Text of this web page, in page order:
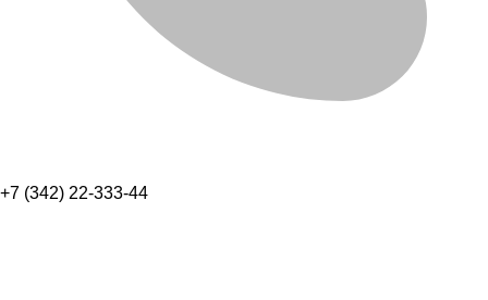
+7 (342) 22-333-44